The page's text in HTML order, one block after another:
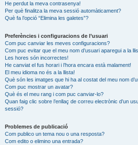
He perdut la meva contrasenya!
Per què finalitza la meva sessió automàticament?
Què fa l’opció “Elimina les galetes”?
Preferències i configuracions de l’usuari
Com puc canviar les meves configuracions?
Com puc evitar que el meu nom d’usuari aparegui a la
Les hores són incorrectes!
He canviat el fus horari i l’hora encara està malament!
El meu idioma no és a la llista!
Què són les imatges que hi ha al costat del meu nom
Com puc mostrar un avatar?
Què és el meu rang i com puc canviar-lo?
Quan faig clic sobre l’enllaç de correu electrònic d’un
sessió?
Problemes de publicació
Com publico un tema nou o una resposta?
Com edito o elimino una entrada?